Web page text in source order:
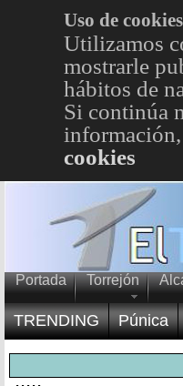
Uso de cookies
Utilizamos
mostrarle
hábitos de
Si continúa
cookies
Portada Torrejón
TRENDING Púnica